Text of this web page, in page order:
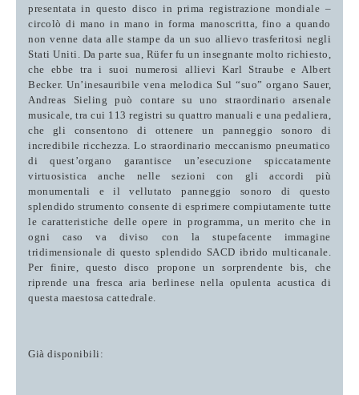
presentata in questo disco in prima registrazione mondiale –
circolò di mano in mano in forma manoscritta, fino a quando
non venne data alle stampe da un suo allievo trasferitosi negli
Stati Uniti. Da parte sua, Rüfer fu un insegnante molto richiesto,
che ebbe tra i suoi numerosi allievi Karl Straube e Albert
Becker.Un’inesauribile vena melodica Sul “suo” organo Sauer,
Andreas Sieling può contare su uno straordinario arsenale
musicale, tra cui 113 registri su quattro manuali e una pedaliera,
che gli consentono di ottenere un panneggio sonoro di
incredibile ricchezza. Lo straordinario meccanismo pneumatico
di quest’organo garantisce un’esecuzione spiccatamente
virtuosistica anche nelle sezioni con gli accordi più
monumentali e il vellutato panneggio sonoro di questo
splendido strumento consente di esprimere compiutamente tutte
le caratteristiche delle opere in programma, un merito che in
ogni caso va diviso con la stupefacente immagine
tridimensionale di questo splendido SACD ibrido multicanale.
Per finire, questo disco propone un sorprendente bis, che
riprende una fresca aria berlinese nella opulenta acustica di
questa maestosa cattedrale.
Già disponibili: